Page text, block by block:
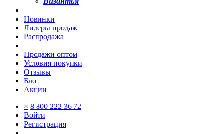
Новинки
Лидеры продаж
Распродажа
Продажи оптом
Условия покупки
Отзывы
Блог
Акции
× 8 800 222 36 72
Войти
Регистрация